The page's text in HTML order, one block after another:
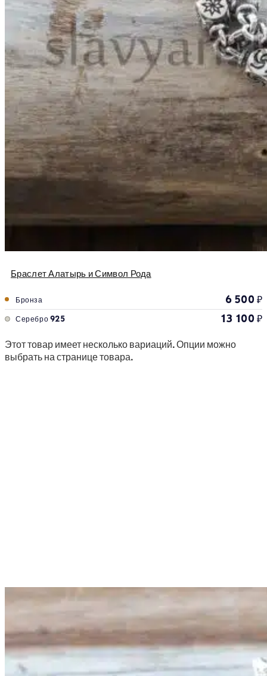
Браслет Алатырь и Символ Рода
Бронза 6 500₽
Серебро 925 13 100₽
Этот товар имеет несколько вариаций. Опции можно
выбрать на странице товара.